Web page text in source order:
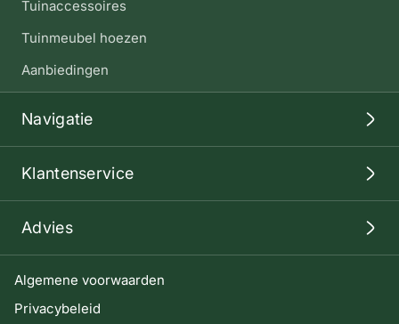
Algemene voorwaarden
Privacybeleid
Tuinaccessoires
Tuinmeubel hoezen
Aanbiedingen
Navigatie
Klantenservice
Advies